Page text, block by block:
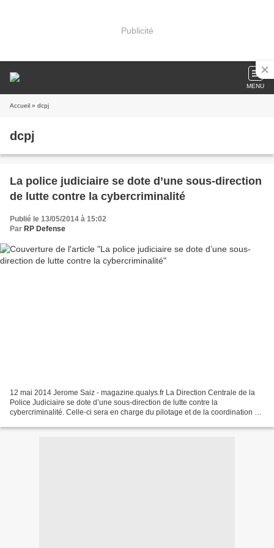
Publicité
MENU
Accueil » dcpj
dcpj
La police judiciaire se dote d’une sous-direction
de lutte contre la cybercriminalité
Publié le 13/05/2014 à 15:02
Par RP Defense
12 mai 2014 Jerome Saiz - magazine.qualys.fr La Direction Centrale de la
Police Judiciaire se dote d’une sous-direction de lutte contre la
cybercriminalité. Celle-ci sera en charge du pilotage et de la coordination de